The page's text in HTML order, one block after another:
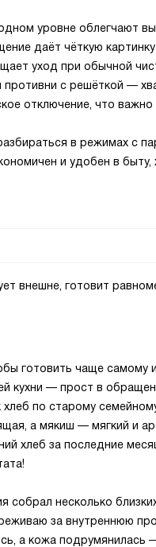
уровне облегчают
даёт чёткую
уход при обычной
с решёткой —
отключение, что
в режимах с
и удобен в
внешне, готовит
готовить чаще самому
кухни — прост в
по старому
а мякиш — мягкий и
хлеб за последние
собрал несколько
за внутреннюю
а кожа подрумянилась